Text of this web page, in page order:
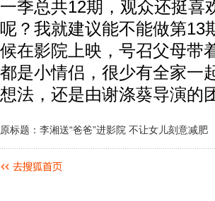
一季总共12期，观众还挺喜
呢？我就建议能不能做第13
候在影院上映，号召父母带
都是小情侣，很少有全家一
想法，还是由谢涤葵导演的
原标题：李湘送“爸爸”进影院 不让女儿刻意减肥